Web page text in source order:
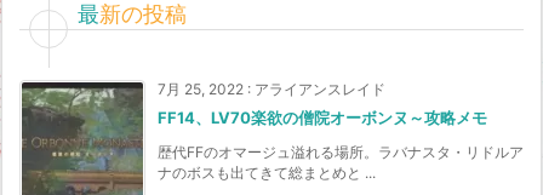
最新の投稿
7月 25, 2022 : アライアンスレイド
FF14、LV70楽欲の僧院オーボンヌ～攻略メモ
歴代FFのオマージュ溢れる場所。ラバナスタ・リドルア
ナのボスも出てきて総まとめと ...